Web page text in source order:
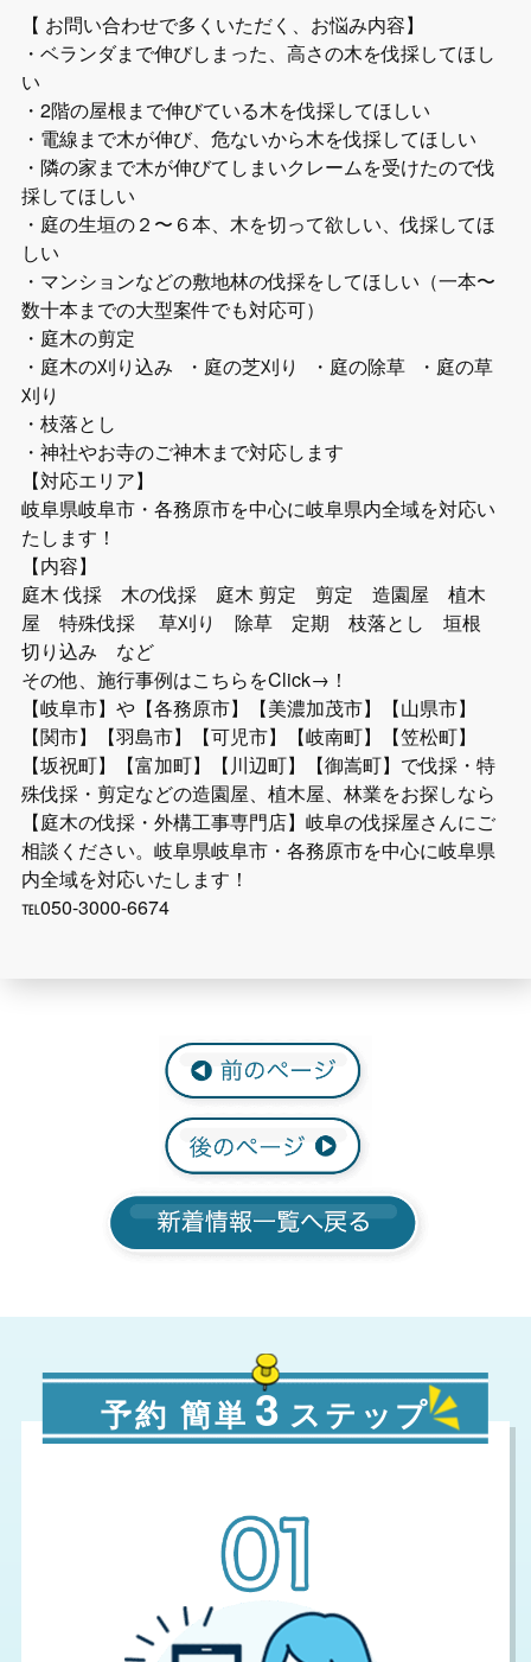
【 お問い合わせで多くいただく、お悩み内容】
・ベランダまで伸びしまった、高さの木を伐採してほし
い
・2階の屋根まで伸びている木を伐採してほしい
・電線まで木が伸び、危ないから木を伐採してほしい
・隣の家まで木が伸びてしまいクレームを受けたので伐
採してほしい
・庭の生垣の２〜６本、木を切って欲しい、伐採してほ
しい
・マンションなどの敷地林の伐採をしてほしい（一本〜
数十本までの大型案件でも対応可）
・庭木の剪定
・庭木の刈り込み ・庭の芝刈り ・庭の除草 ・庭の草
刈り
・枝落とし
・神社やお寺のご神木まで対応します
【対応エリア】
岐阜県岐阜市・各務原市を中心に岐阜県内全域を対応い
たします！
【内容】
庭木 伐採 木の伐採 庭木 剪定 剪定 造園屋 植木
屋 特殊伐採 草刈り 除草 定期 枝落とし 垣根
切り込み など
その他、施行事例はこちらをClick→！
【岐阜市】や【各務原市】【美濃加茂市】【山県市】
【関市】【羽島市】【可児市】【岐南町】【笠松町】
【坂祝町】【富加町】【川辺町】【御嵩町】で伐採・特
殊伐採・剪定などの造園屋、植木屋、林業をお探しなら
【庭木の伐採・外構工事専門店】岐阜の伐採屋さんにご
相談ください。岐阜県岐阜市・各務原市を中心に岐阜県
内全域を対応いたします！
℡050-3000-6674
予約 簡単 3 ステップ